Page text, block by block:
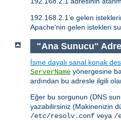
192.168.2.1’e gelen
Apache’nin gelen istekleri
"Ana Sunucu"
İsme dayalı sanal konak
ServerName yönergesine
ardından bu adresle ilgili
Eğer bu sorgunun (DNS
yazabilirsiniz (Makinenizin
/etc/resolv.conf veya /